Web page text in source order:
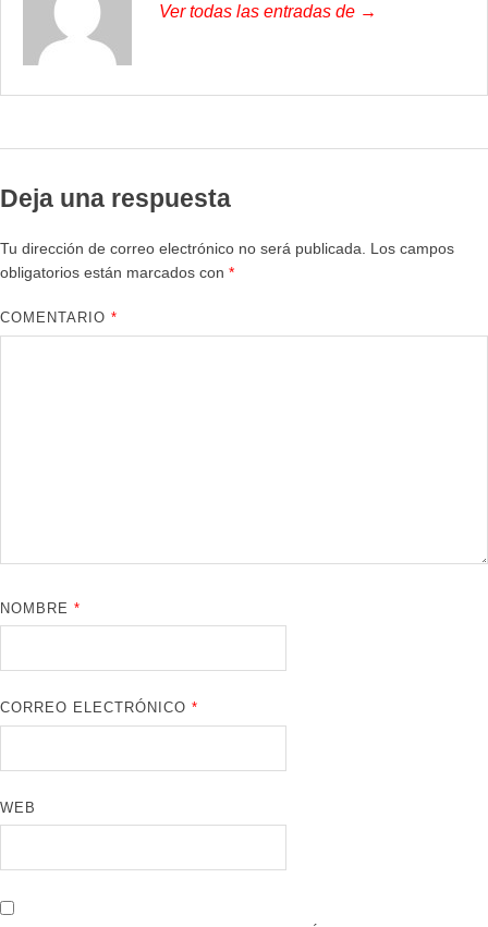
Ver todas las entradas de →
Deja una respuesta
Tu dirección de correo electrónico no será publicada. Los campos
obligatorios están marcados con *
COMENTARIO*
NOMBRE*
CORREO ELECTRÓNICO*
WEB